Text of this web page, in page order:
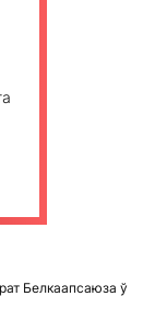
Белкаапсаюза ў